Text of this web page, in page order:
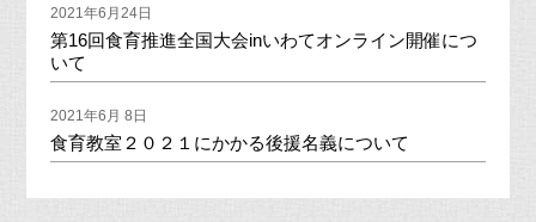
2021年6月24日
第16回食育推進全国大会inいわてオンライン開催につ
いて
2021年6月 8日
食育教室２０２１にかかる後援名義について